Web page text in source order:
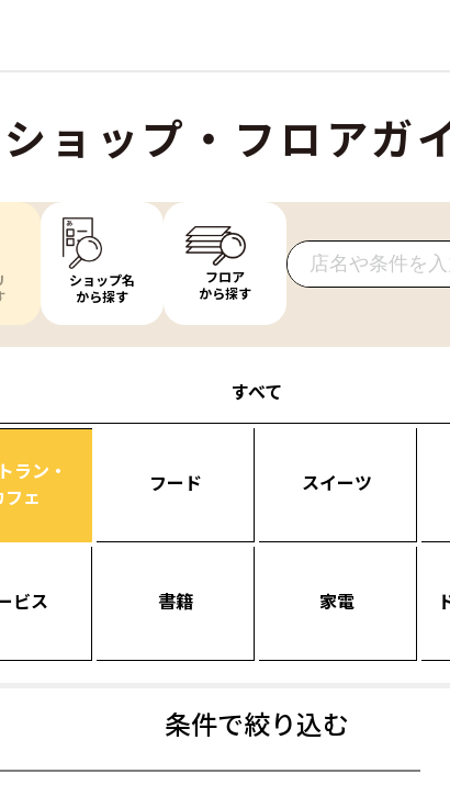
ショップ・フロアガ
ショップ名
から探す
フロア
から探す
すべて
ラン・
フェ
フード スイーツ
ビス 書籍 家電
条件で絞り込む